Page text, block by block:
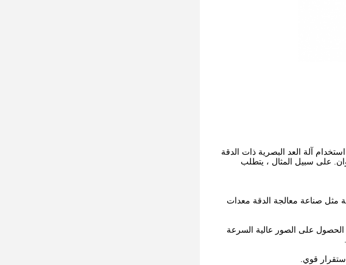
آلة العد البصرية ذات الدقة
على سبيل المثال ، يتطلب
مثل صناعة معالجة الدقة معدات
الحصول على الصور عالية السرعة
قوي.